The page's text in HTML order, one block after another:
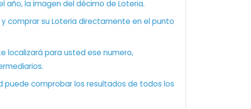
año, la imagen del décimo de Loteria.
comprar su Loteria directamente en el punto
localizará para usted ese numero,
puede comprobar los resultados de todos los